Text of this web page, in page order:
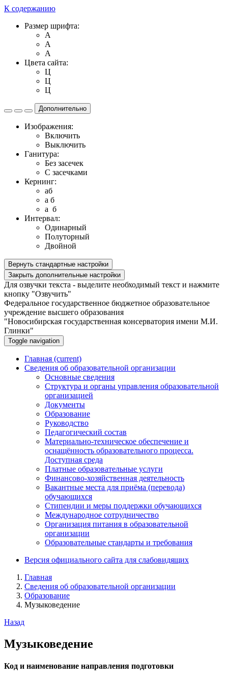
К содержанию
Размер шрифта:
A
A
A
Цвета сайта:
Ц
Ц
Ц
Дополнительно
Изображения:
Включить
Выключить
Ганитура:
Без засечек
С засечками
Кернинг:
aб
a б
a б
Интервал:
Одинарный
Полуторный
Двойной
Вернуть стандартные настройки
Закрыть дополнительные настройки
Для озвучки текста - выделите необходимый текст и нажмите
кнопку "Озвучить"
Федеральное государственное бюджетное образовательное
учреждение высшего образования
"Новосибирская государственная консерватория имени М.И.
Глинки"
Toggle navigation
Главная (current)
Сведения об образовательной организации
Основные сведения
Структура и органы управления образовательной
организацией
Документы
Образование
Руководство
Педагогический состав
Материально-техническое обеспечение и
оснащённость образовательного процесса.
Доступная среда
Платные образовательные услуги
Финансово-хозяйственная деятельность
Вакантные места для приёма (перевода)
обучающихся
Стипендии и меры поддержки обучающихся
Международное сотрудничество
Организация питания в образовательной
организации
Образовательные стандарты и требования
Версия официального сайта для слабовидящих
Главная
Сведения об образовательной организации
Образование
Музыковедение
Назад
Музыковедение
Код и наименование направления подготовки